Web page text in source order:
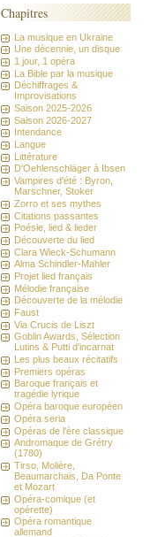
Chapitres
La musique en Ukraine
Une décennie, un disque
1 jour, 1 opéra
La Bible par la musique
Déchiffrages &
Improvisations
Saison 2025-2026
Saison 2026-2027
Intendance
Langue
Littérature
D'Oehlenschläger à Ibsen
Vampires d'été : Byron,
Marschner, Stoker
Zorro et ses mythes
Citations passantes
Poésie, lied & lieder
Découverte du lied
Clara Wieck-Schumann
Alma Schindler-Mahler
Projet lied français
Mélodie française
Découverte de la mélodie
Faust
Via Crucis de Liszt
Goblin Awards, Sélection
Lutins & Putti d'incarnat
Les plus beaux récitatifs
Premiers opéras
Baroque français et
tragédie lyrique
Opéra baroque européen
Opéra seria
Opéras de l'ère classique
Andromaque de Grétry
(1780)
Tirso, Molière,
Beaumarchais, Da Ponte
et Mozart
Opéra-comique (et
opérette)
Opéra romantique
allemand